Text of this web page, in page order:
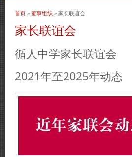
当前位置
首页 » 董事组织 » 家长联谊会
家长联谊会
循人中学家长联谊会
2021年至2025年动态